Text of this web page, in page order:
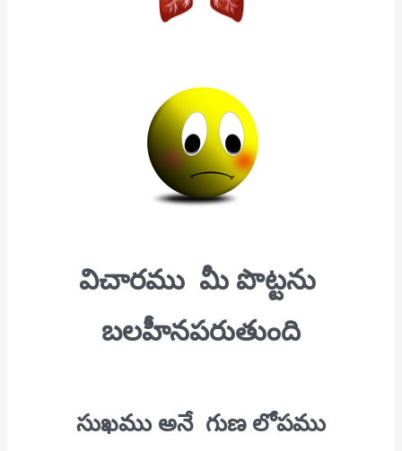
విచారము మీ పొట్టను
బలహీనపరుతుంది
సుఖము అనే గుణ లోపము